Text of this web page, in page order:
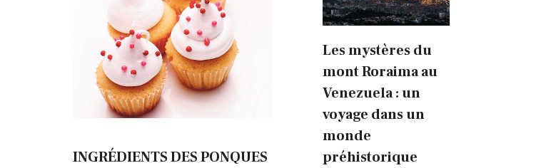
INGRÉDIENTSDES PONQUES
Les mystères du
mont Roraima au
Venezuela : un
voyage dans un
monde
préhistorique